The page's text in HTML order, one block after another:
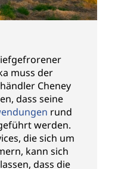
muss der
Cheney
dass seine
rund
werden.
die sich um
kann sich
dass die